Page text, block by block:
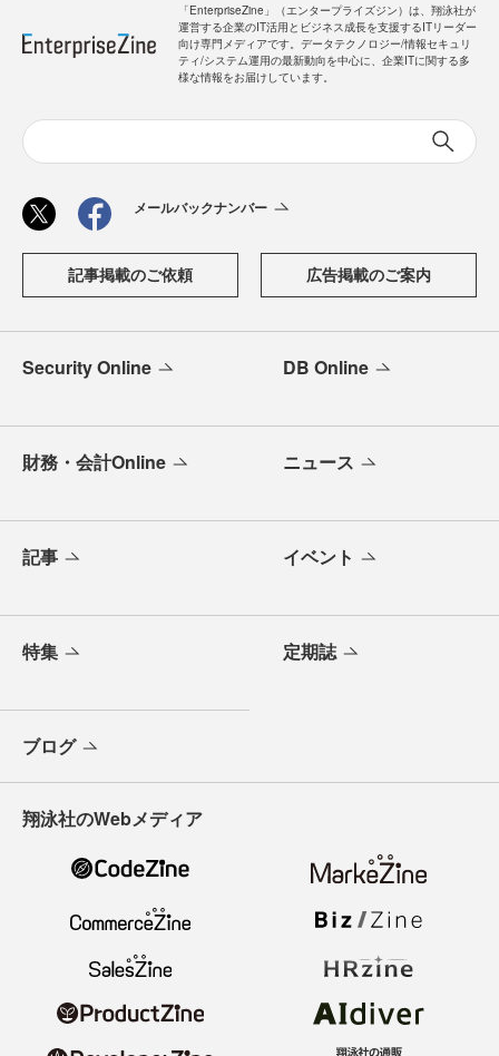
「EnterpriseZine」（エンタープライズジン）は、翔泳社が
運営する企業のIT活用とビジネス成長を支援するITリーダー
向け専門メディアです。データテクノロジー/情報セキュリ
ティ/システム運用の最新動向を中心に、企業ITに関する多
様な情報をお届けしています。
メールバックナンバー
記事掲載のご依頼 広告掲載のご案内
Security Online DB Online
財務・会計Online ニュース
記事 イベント
特集 定期誌
ブログ
翔泳社のWebメディア